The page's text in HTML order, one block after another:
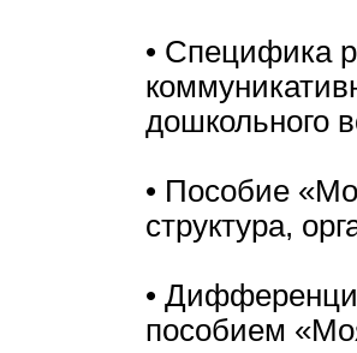
• Специфика
дошкольного
• Пособие
структура,
•
пособием